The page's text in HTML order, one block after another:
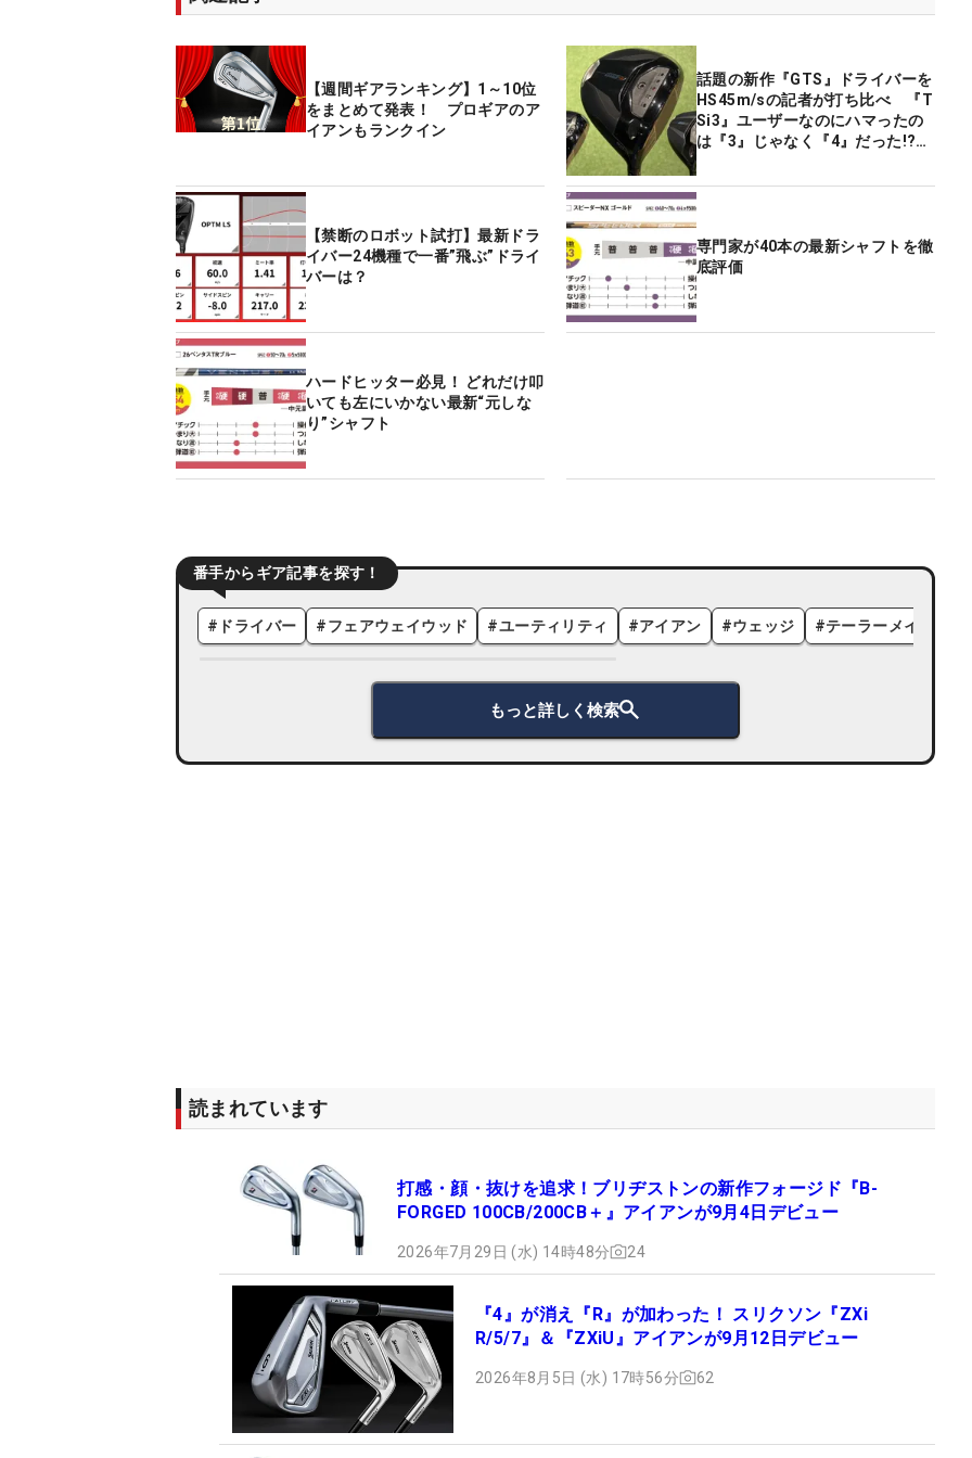
【週間ギアランキング】1～10位
をまとめて発表！ プロギアのア
イアンもランクイン
話題の新作『GTS』ドライバーを
HS45m/sの記者が打ち比べ 『T
Si3』ユーザーなのにハマったの
は『3』じゃなく『4』だった!?
【禁断のロボット試打】最新ドラ
イバー24機種で一番”飛ぶ”ドライ
バーは？
専門家が40本の最新シャフトを徹
底評価
ハードヒッター必見！ どれだけ叩
いても左にいかない最新“元しな
り”シャフト
番手からギア記事を探す！
# ドライバー #フェアウェイウッド #ユーティリティ #アイアン #ウェッジ #テーラーメイド
もっと詳しく検索
読まれています
打感・顔・抜けを追求！ブリヂストンの新作フォージド『B-
FORGED 100CB/200CB＋』アイアンが9月4日デビュー
2026年7月29日 (水) 14時48分 24
『4』が消え『R』が加わった！ スリクソン『ZXi
R/5/7』＆『ZXiU』アイアンが9月12日デビュー
2026年8月5日 (水) 17時56分 62